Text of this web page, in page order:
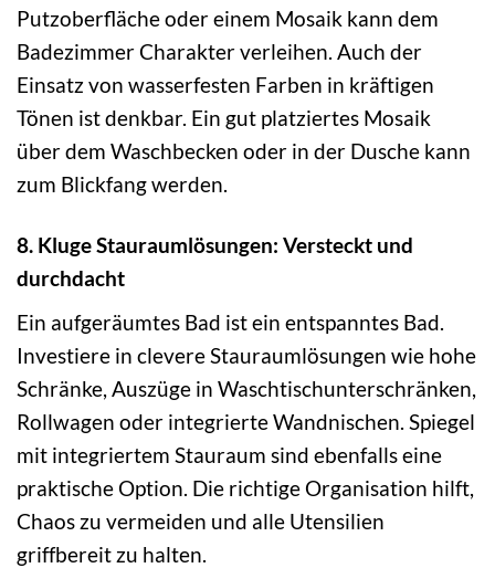
Putzoberfläche oder einem Mosaik kann dem
Badezimmer Charakter verleihen. Auch der
Einsatz von wasserfesten Farben in kräftigen
Tönen ist denkbar. Ein gut platziertes Mosaik
über dem Waschbecken oder in der Dusche kann
zum Blickfang werden.
8. Kluge Stauraumlösungen: Versteckt und
durchdacht
Ein aufgeräumtes Bad ist ein entspanntes Bad.
Investiere in clevere Stauraumlösungen wie hohe
Schränke, Auszüge in Waschtischunterschränken,
Rollwagen oder integrierte Wandnischen. Spiegel
mit integriertem Stauraum sind ebenfalls eine
praktische Option. Die richtige Organisation hilft,
Chaos zu vermeiden und alle Utensilien
griffbereit zu halten.